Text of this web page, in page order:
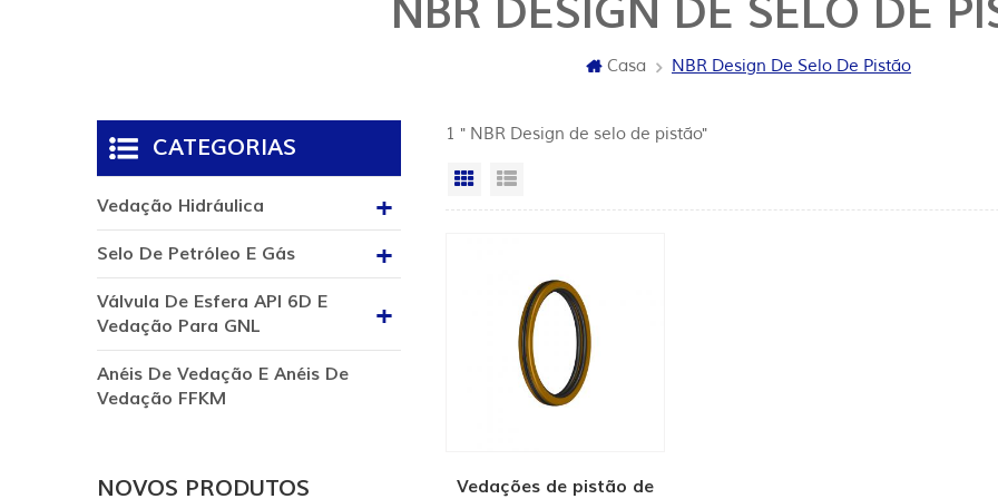
NBR DESIGN DE SELO DE
Casa NBR Design De Selo De Pistão
1 " NBR Design de selo de pistão"
Vista da grade
Vedações de pistão de
CATEGORIAS
Vedação Hidráulica
Selo De Petróleo E Gás
Válvula De Esfera API 6D E
Vedação Para GNL
Anéis De Vedação E Anéis De
Vedação FFKM
NOVOS PRODUTOS